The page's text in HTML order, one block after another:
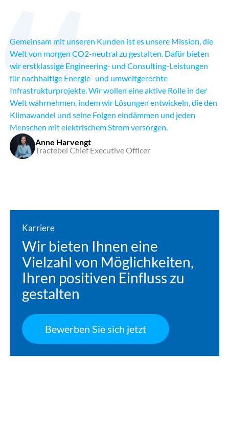
Gemeinsam mit unseren Kunden ist es unsere Mission, die
Welt von morgen CO2-neutral zu gestalten. Dafür bieten
wir erstklassige Engineering- und Consulting-Leistungen
für nachhaltige Energie- und umweltgerechte
Infrastrukturprojekte. Wir wollen eine aktive Rolle in der
Welt wahrnehmen, indem wir Lösungen entwickeln, die den
Klimawandel und seine Folgen eindämmen und jeden
Menschen mit elektrischem Strom versorgen.
Anne Harvengt
Tractebel Chief Executive Officer
Karriere
Wir bieten Ihnen eine
Vielzahl von Möglichkeiten,
Ihren positiven Einfluss zu
gestalten
Bewerben Sie sich jetzt